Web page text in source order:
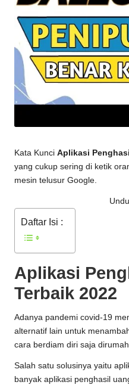
Kata Kunci Aplikasi
yang cukup sering di ketik
mesin telusur Google.
Daftar Isi :
Aplikasi
Terbaik 2022
Adanya pandemi covid-19
alternatif lain untuk
cara berdiam diri saja
Salah satu solusinya yaitu
banyak aplikasi penghasil